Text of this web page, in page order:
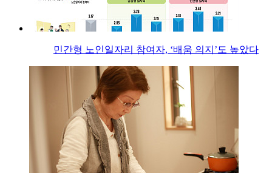
민간형 노인일자리 참여자, ‘배움 의지’도 높았다